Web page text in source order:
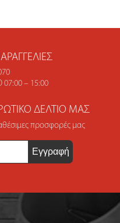
– 15:00
ΔΕΛΤΊΟ ΜΑΣ
προσφορές μας